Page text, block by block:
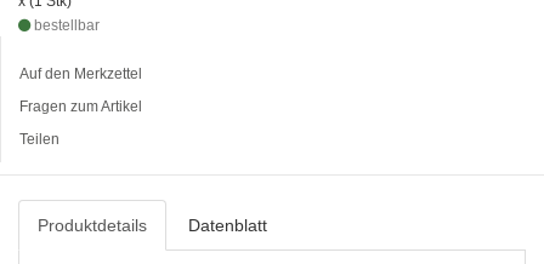
bestellbar
Auf den Merkzettel
Fragen zum Artikel
Teilen
Produktdetails Datenblatt